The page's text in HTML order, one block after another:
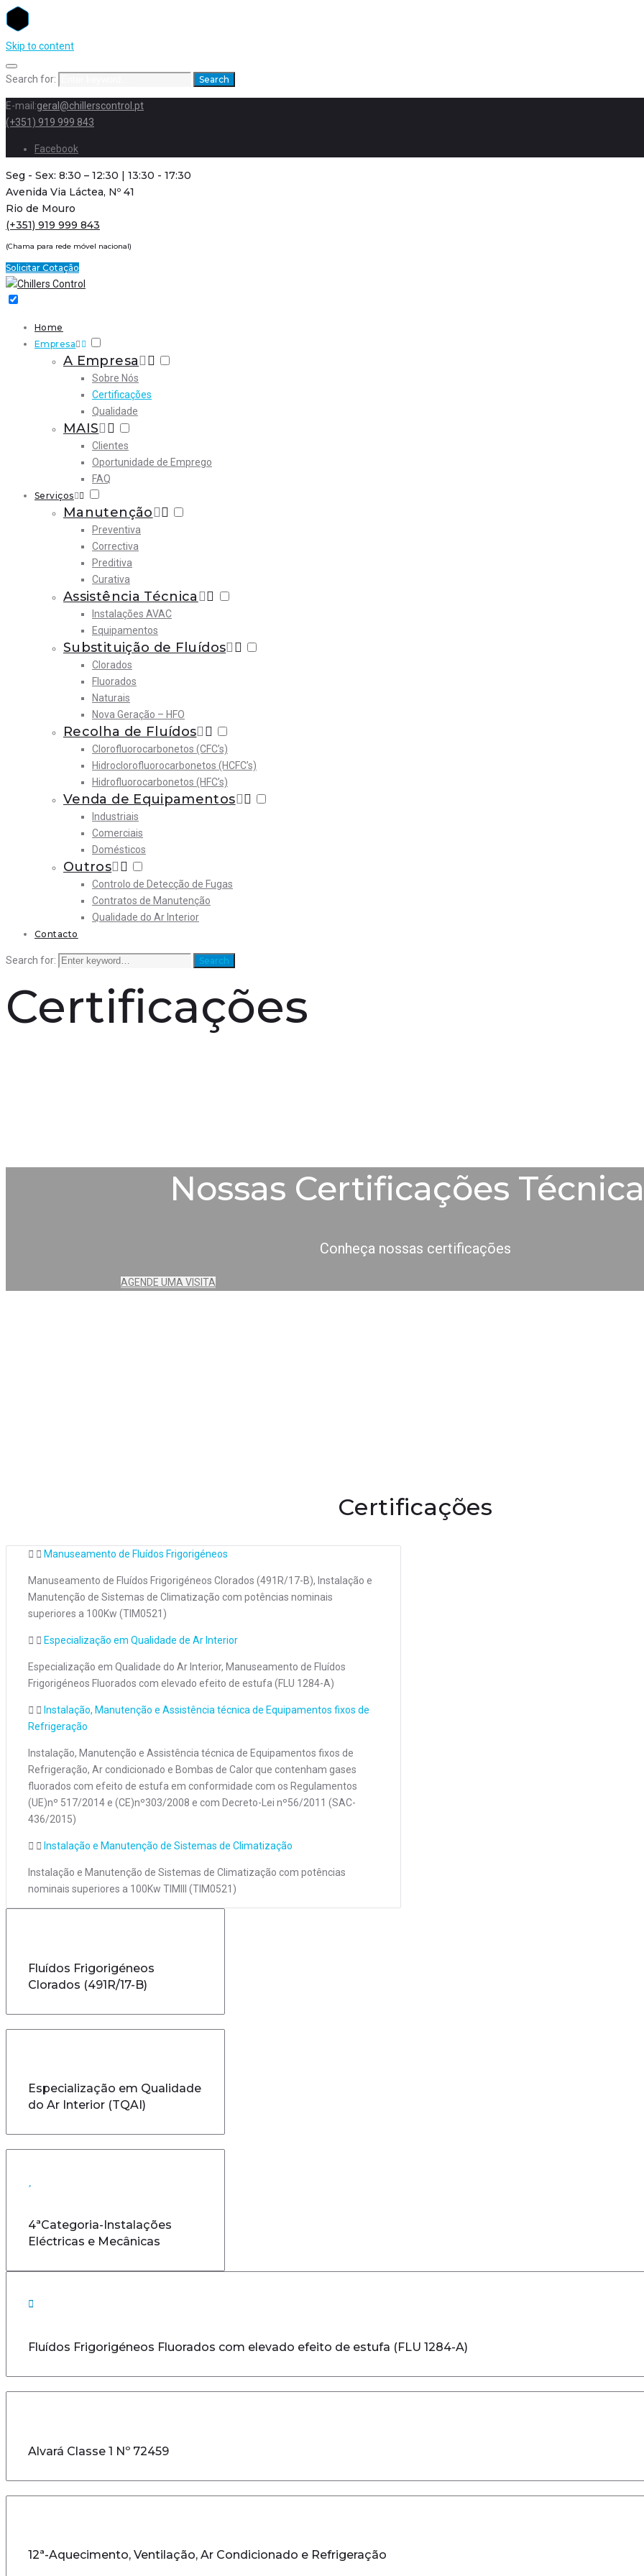
Skip to content
Search for: Search
E-mail:geral@chillerscontrol.pt
(+351) 919 999 843
Facebook
Seg - Sex: 8:30 – 12:30 | 13:30 - 17:30
Avenida Via Láctea, Nº 41
Rio de Mouro
(+351) 919 999 843
(Chama para rede móvel nacional)
Solicitar Cotação
Home
Empresa
A Empresa
Sobre Nós
Certificações
Qualidade
MAIS
Clientes
Oportunidade de Emprego
FAQ
Serviços
Manutenção
Preventiva
Correctiva
Preditiva
Curativa
Assistência Técnica
Instalações AVAC
Equipamentos
Substituição de Fluídos
Clorados
Fluorados
Naturais
Nova Geração – HFO
Recolha de Fluídos
Clorofluorocarbonetos (CFC’s)
Hidroclorofluorocarbonetos (HCFC’s)
Hidrofluorocarbonetos (HFC’s)
Venda de Equipamentos
Industriais
Comerciais
Domésticos
Outros
Controlo de Detecção de Fugas
Contratos de Manutenção
Qualidade do Ar Interior
Contacto
Search for: Search
Certificações
Nossas Certificações
Conheça nossas certificações
AGENDE UMA VISITA
Certificações
Manuseamento de Fluídos Frigorigéneos
Manuseamento de Fluídos Frigorigéneos Clorados (491R/17-B), Instalação e
Manutenção de Sistemas de Climatização com potências nominais
superiores a 100Kw (TIM0521)
Especialização em Qualidade de Ar Interior
Especialização em Qualidade do Ar Interior, Manuseamento de Fluídos
Frigorigéneos Fluorados com elevado efeito de estufa (FLU 1284-A)
Instalação, Manutenção e Assistência técnica de Equipamentos fixos de
Refrigeração
Instalação, Manutenção e Assistência técnica de Equipamentos fixos de
Refrigeração, Ar condicionado e Bombas de Calor que contenham gases
fluorados com efeito de estufa em conformidade com os Regulamentos
(UE)nº 517/2014 e (CE)nº303/2008 e com Decreto-Lei nº56/2011 (SAC-
436/2015)
Instalação e Manutenção de Sistemas de Climatização
Instalação e Manutenção de Sistemas de Climatização com potências
nominais superiores a 100Kw TIMIII (TIM0521)
Fluídos Frigorigéneos
Clorados (491R/17-B)
Especialização em Qualidade
do Ar Interior (TQAI)
4ªCategoria-Instalações
Eléctricas e Mecânicas
Fluídos Frigorigéneos Fluorados com elevado efeito de estufa (FLU 1284-A)
Alvará Classe 1 Nº 72459
12ª-Aquecimento, Ventilação, Ar Condicionado e Refrigeração